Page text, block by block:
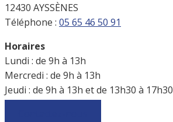
12430 AYSSÈNES
Téléphone : 05 65 46 50 91
Horaires
Lundi : de 9h à 13h
Mercredi : de 9h à 13h
Jeudi : de 9h à 13h et de 13h30 à 17h30